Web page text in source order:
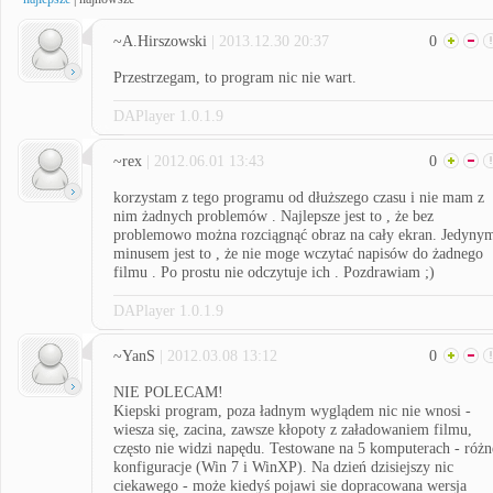
~A.Hirszowski | 2013.12.30 20:37 0
Przestrzegam, to program nic nie wart.
DAPlayer 1.0.1.9
~rex | 2012.06.01 13:43 0
korzystam z tego programu od dłuższego czasu i nie mam z
nim żadnych problemów . Najlepsze jest to , że bez
problemowo można rozciągnąć obraz na cały ekran.
minusem jest to , że nie moge wczytać napisów do żadnego
filmu . Po prostu nie odczytuje ich . Pozdrawiam ;)
DAPlayer 1.0.1.9
~YanS | 2012.03.08 13:12 0
NIE POLECAM!
Kiepski program, poza ładnym wyglądem nic nie wnosi -
wiesza się, zacina, zawsze kłopoty z załadowaniem filmu,
często nie widzi napędu. Testowane na 5 komputerach -
konfiguracje (Win 7 i WinXP). Na dzień dzisiejszy nic
ciekawego - może kiedyś pojawi sie dopracowana wersja